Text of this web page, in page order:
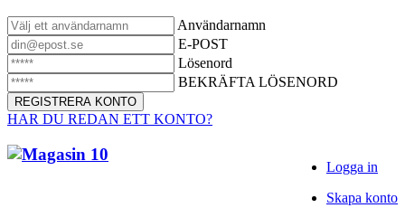
Användarnamn
E-POST
Lösenord
BEKRÄFTA LÖSENORD
HAR DU REDAN ETT KONTO?
Logga in
Skapa konto